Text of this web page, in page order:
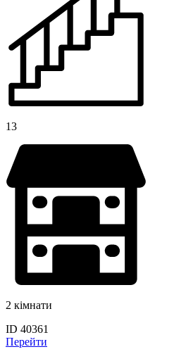
13
2 кімнати
ID 40361
Перейти